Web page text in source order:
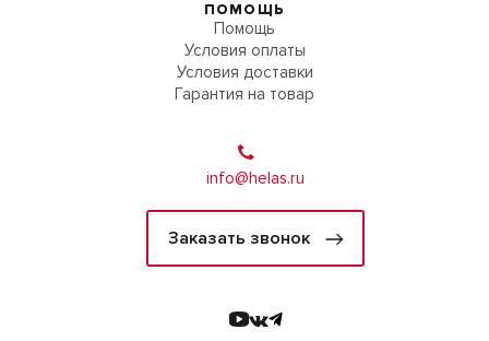
ПОМОЩЬ
Помощь
Условия оплаты
Условия доставки
Гарантия на товар
info@helas.ru
Заказать звонок